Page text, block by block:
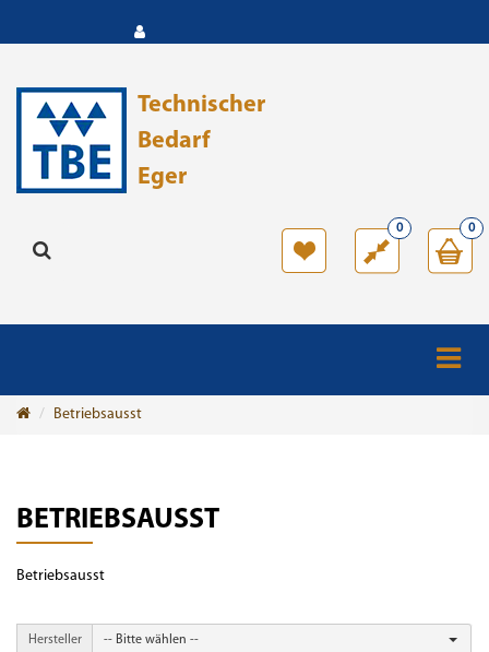
Technischer
Bedarf
Eger
0
0
Betriebsausst
BETRIEBSAUSST
Betriebsausst
Hersteller -- Bitte wählen --